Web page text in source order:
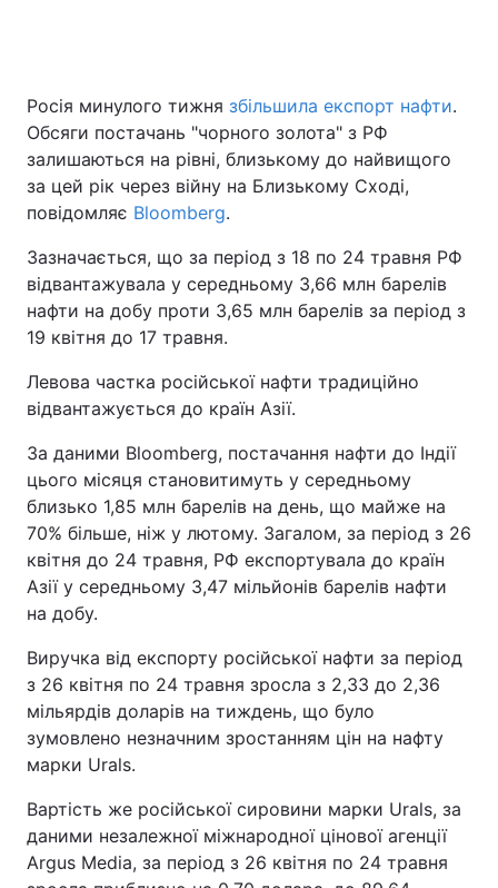
Росія минулого тижня збільшила експорт нафти.
Обсяги постачань "чорного золота" з РФ
залишаються на рівні, близькому до найвищого
за цей рік через війну на Близькому Сході,
повідомляє Bloomberg.
Зазначається, що за період з 18 по 24 травня РФ
відвантажувала у середньому 3,66 млн барелів
нафти на добу проти 3,65 млн барелів за період з
19 квітня до 17 травня.
Левова частка російської нафти традиційно
відвантажується до країн Азії.
За даними Bloomberg, постачання нафти до Індії
цього місяця становитимуть у середньому
близько 1,85 млн барелів на день, що майже на
70% більше, ніж у лютому. Загалом, за період з 26
квітня до 24 травня, РФ експортувала до країн
Азії у середньому 3,47 мільйонів барелів нафти
на добу.
Виручка від експорту російської нафти за період
з 26 квітня по 24 травня зросла з 2,33 до 2,36
мільярдів доларів на тиждень, що було
зумовлено незначним зростанням цін на нафту
марки Urals.
Вартість же російської сировини марки Urals, за
даними незалежної міжнародної цінової агенції
Argus Media, за період з 26 квітня по 24 травня